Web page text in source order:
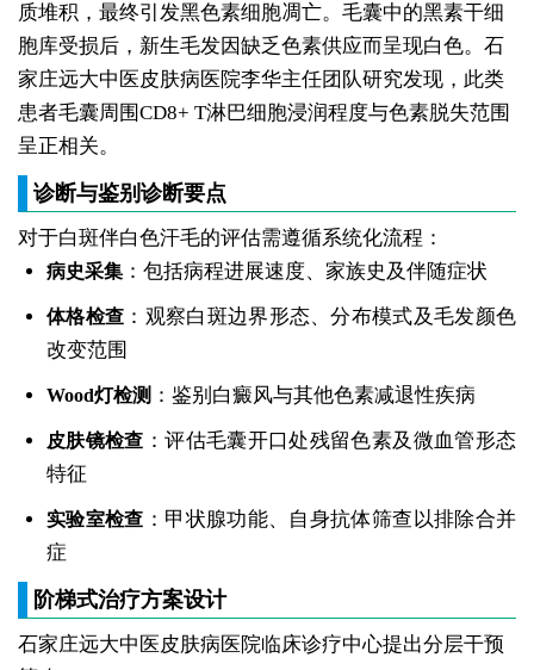
质堆积，最终引发黑色素细胞凋亡。毛囊中的黑素干细
胞库受损后，新生毛发因缺乏色素供应而呈现白色。石
家庄远大中医皮肤病医院李华主任团队研究发现，此类
患者毛囊周围CD8+ T淋巴细胞浸润程度与色素脱失范围
呈正相关。
诊断与鉴别诊断要点
对于白斑伴白色汗毛的评估需遵循系统化流程：
病史采集：包括病程进展速度、家族史及伴随症状
体格检查 ：观察白斑边界形态、分布模式及毛发颜色
改变范围
Wood灯检测 ：鉴别白癜风与其他色素减退性疾病
皮肤镜检查 ：评估毛囊开口处残留色素及微血管形态
特征
实验室检查 ：甲状腺功能、自身抗体筛查以排除合并
症
阶梯式治疗方案设计
石家庄远大中医皮肤病医院临床诊疗中心提出分层干预